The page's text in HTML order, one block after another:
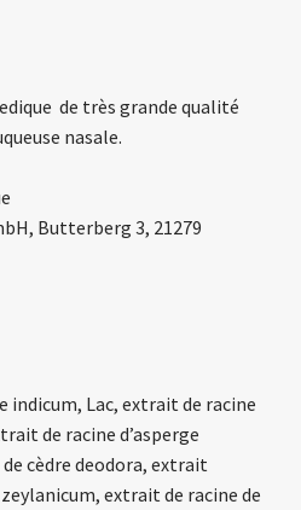
de très grande qualité
nasale.
Butterberg 3, 21279
indicum, Lac, extrait de racine
de racine d’asperge
cèdre deodora, extrait
extrait de racine de